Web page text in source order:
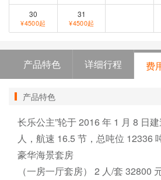
30
¥4500起
31
¥4500起
产品特色 详细行程 费
产品特色
长乐公主”轮于 2016 年 1 月 8 日
人，航速 16.5 节，总吨位 12336 吨
豪华海景套房
（一房一厅套房） 2 人/套 32800